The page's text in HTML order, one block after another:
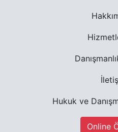
Hukuk ve
Online